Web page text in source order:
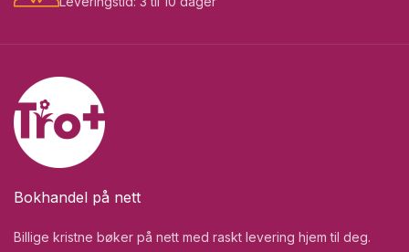
Bokhandel på nett
Billige kristne bøker på nett med raskt levering hjem til deg.